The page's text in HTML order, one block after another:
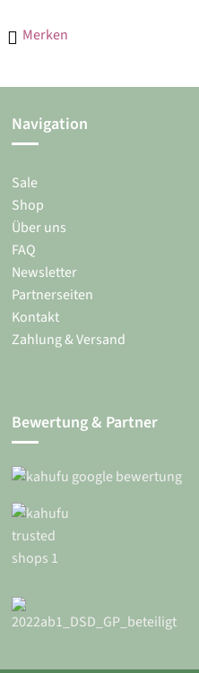
Merken
Navigation
Sale
Shop
Über uns
FAQ
Newsletter
Partnerseiten
Kontakt
Zahlung & Versand
Bewertung & Partner